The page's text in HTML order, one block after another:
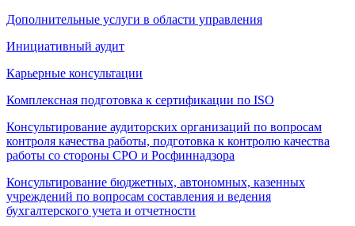
Дополнительные услуги в области управления
Инициативный аудит
Карьерные консультации
Комплексная подготовка к сертификации по ISO
Консультирование аудиторских организаций по вопросам
контроля качества работы, подготовка к контролю качества
работы со стороны СРО и Росфиннадзора
Консультирование бюджетных, автономных, казенных
учреждений по вопросам составления и ведения
бухгалтерского учета и отчетности